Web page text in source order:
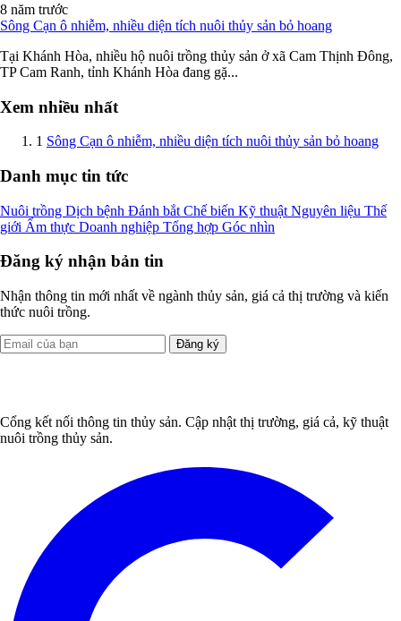
8 năm trước
Sông Cạn ô nhiễm, nhiều diện tích nuôi thủy sản bỏ hoang
Tại Khánh Hòa, nhiều hộ nuôi trồng thủy sản ở xã Cam Thịnh Đông,
TP Cam Ranh, tỉnh Khánh Hòa đang gặ...
Xem nhiều nhất
1 Sông Cạn ô nhiễm, nhiều diện tích nuôi thủy sản bỏ hoang
Danh mục tin tức
Nuôi trồng Dịch bệnh Đánh bắt Chế biến Kỹ thuật Nguyên liệu Thế
giới Ẩm thực Doanh nghiệp Tổng hợp Góc nhìn
Đăng ký nhận bản tin
Nhận thông tin mới nhất về ngành thủy sản, giá cả thị trường và kiến
thức nuôi trồng.
Đăng ký
Cổng kết nối thông tin thủy sản. Cập nhật thị trường, giá cả, kỹ thuật
nuôi trồng thủy sản.